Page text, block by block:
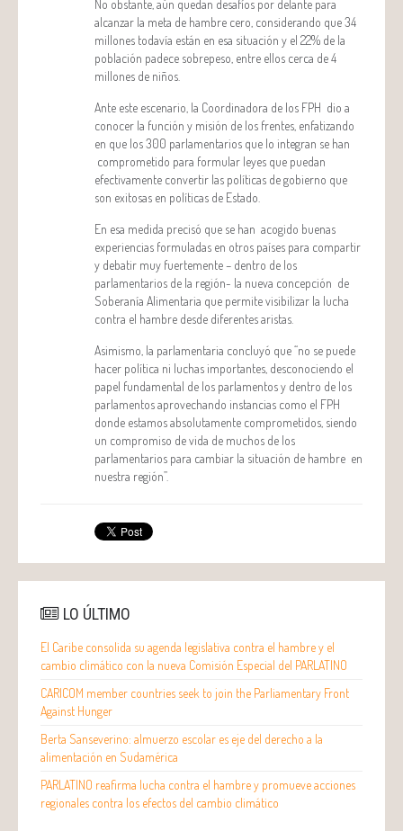
No obstante, aún quedan desafíos por delante para
alcanzar la meta de hambre cero, considerando que 34
millones todavía están en esa situación y el 22% de la
población padece sobrepeso, entre ellos cerca de 4
millones de niños.
Ante este escenario, la Coordinadora de los FPH dio a
conocer la función y misión de los frentes, enfatizando
en que los 300 parlamentarios que lo integran se han
comprometido para formular leyes que puedan
efectivamente convertir las políticas de gobierno que
son exitosas en políticas de Estado.
En esa medida precisó que se han acogido buenas
experiencias formuladas en otros países para compartir
y debatir muy fuertemente – dentro de los
parlamentarios de la región- la nueva concepción de
Soberanía Alimentaria que permite visibilizar la lucha
contra el hambre desde diferentes aristas.
Asimismo, la parlamentaria concluyó que “no se puede
hacer política ni luchas importantes, desconociendo el
papel fundamental de los parlamentos y dentro de los
parlamentos aprovechando instancias como el FPH
donde estamos absolutamente comprometidos, siendo
un compromiso de vida de muchos de los
parlamentarios para cambiar la situación de hambre en
nuestra región”.
LO ÚLTIMO
El Caribe consolida su agenda legislativa contra el hambre y el
cambio climático con la nueva Comisión Especial del PARLATINO
CARICOM member countries seek to join the Parliamentary Front
Against Hunger
Berta Sanseverino: almuerzo escolar es eje del derecho a la
alimentación en Sudamérica
PARLATINO reafirma lucha contra el hambre y promueve acciones
regionales contra los efectos del cambio climático